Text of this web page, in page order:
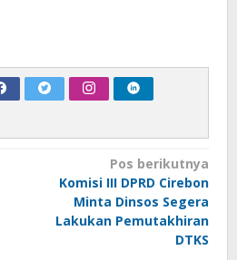
Pos berikutnya
Komisi III DPRD Cirebon
Minta Dinsos Segera
Lakukan Pemutakhiran
DTKS